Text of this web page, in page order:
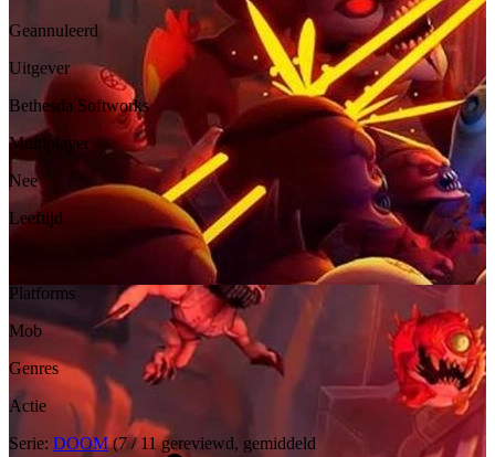
Geannuleerd
Uitgever
Bethesda Softworks
Multiplayer
Nee
Leeftijd
-
Platforms
Mob
Genres
Actie
Serie: DOOM (7 / 11 gereviewd, gemiddeld